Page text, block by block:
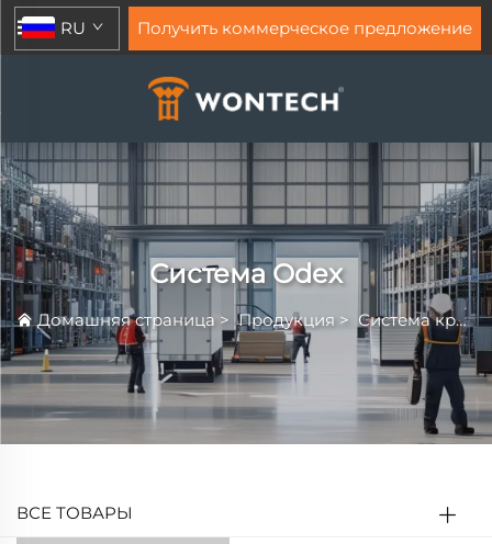
RU Получить коммерческое предложение
Система Odex
Домашняя страница >Продукция > Система крепления вскрышных пород
ВСЕ ТОВАРЫ